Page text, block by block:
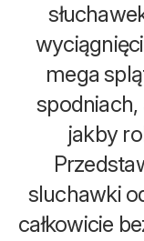
mega
spodniach,
jakby
sluchawki
całkowicie